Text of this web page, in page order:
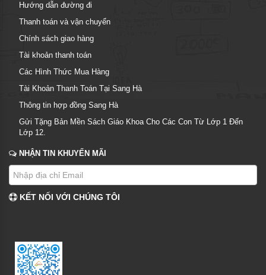
Hướng dẫn đường đi
Thanh toán và vận chuyển
Chính sách giao hàng
Tài khoản thanh toán
Các Hình Thức Mua Hàng
Tài Khoản Thanh Toán Tại Sang Hà
Thông tin hợp đồng Sang Hà
Gửi Tặng Bản Mền Sách Giáo Khoa Cho Các Con Từ Lớp 1 Đến
Lớp 12.
NHẬN TIN KHUYẾN MÃI
KẾT NỐI VỚI CHÚNG TÔI